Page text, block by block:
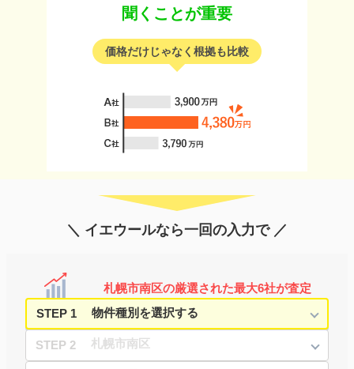
聞くことが重要
価格だけじゃなく根拠も比較
＼ イエウールなら一回の入力で ／
札幌市南区の厳選された最大6社が査定
STEP 1
STEP 2